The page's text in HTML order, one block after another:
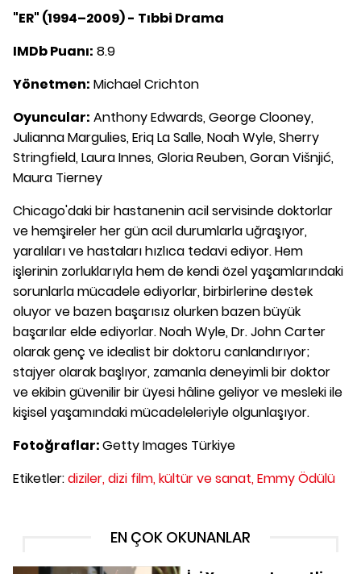
"ER" (1994–2009) - Tıbbi Drama
IMDb Puanı: 8.9
Yönetmen: Michael Crichton
Oyuncular: Anthony Edwards, George Clooney,
Julianna Margulies, Eriq La Salle, Noah Wyle, Sherry
Stringfield, Laura Innes, Gloria Reuben, Goran Višnjić,
Maura Tierney
Chicago'daki bir hastanenin acil servisinde doktorlar
ve hemşireler her gün acil durumlarla uğraşıyor,
yaralıları ve hastaları hızlıca tedavi ediyor. Hem
işlerinin zorluklarıyla hem de kendi özel yaşamlarındaki
sorunlarla mücadele ediyorlar, birbirlerine destek
oluyor ve bazen başarısız olurken bazen büyük
başarılar elde ediyorlar. Noah Wyle, Dr. John Carter
olarak genç ve idealist bir doktoru canlandırıyor;
stajyer olarak başlıyor, zamanla deneyimli bir doktor
ve ekibin güvenilir bir üyesi hâline geliyor ve mesleki ile
kişisel yaşamındaki mücadeleleriyle olgunlaşıyor.
Fotoğraflar:Getty Images Türkiye
Etiketler:diziler, dizi film, kültür ve sanat, Emmy Ödülü
EN ÇOK OKUNANLAR